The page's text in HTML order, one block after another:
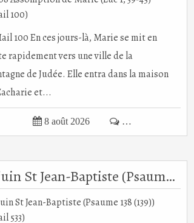
100 En ces jours-là, Marie se mit en
rapidement vers une ville de la
de Judée. Elle entra dans la maison
et...
 8 août 2026  …
24 juin St Jean-Baptiste (Psaume 138 (139)) (DiMail 533)